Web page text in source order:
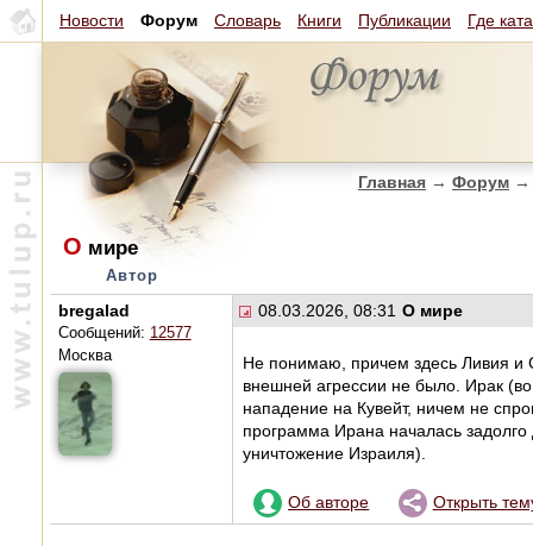
Новости Форум Словарь Книги Публикации Где
Главная → Форум →
О мире
Автор
bregalad
Сообщений: 12577
Москва
08.03.2026, 08:31 О мире
Не понимаю, причем здесь Ливия и
внешней агрессии не было. Ирак
нападение на Кувейт, ничем не
программа Ирана началась
уничтожение Израиля).
Об авторе Открыть